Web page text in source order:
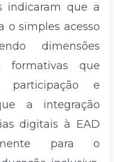
indicaram que a
o simples acesso
dimensões
formativas que
participação e
a integração
digitais à EAD
para o